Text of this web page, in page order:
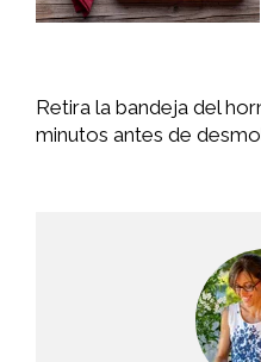
Retira la bandeja del
minutos antes de